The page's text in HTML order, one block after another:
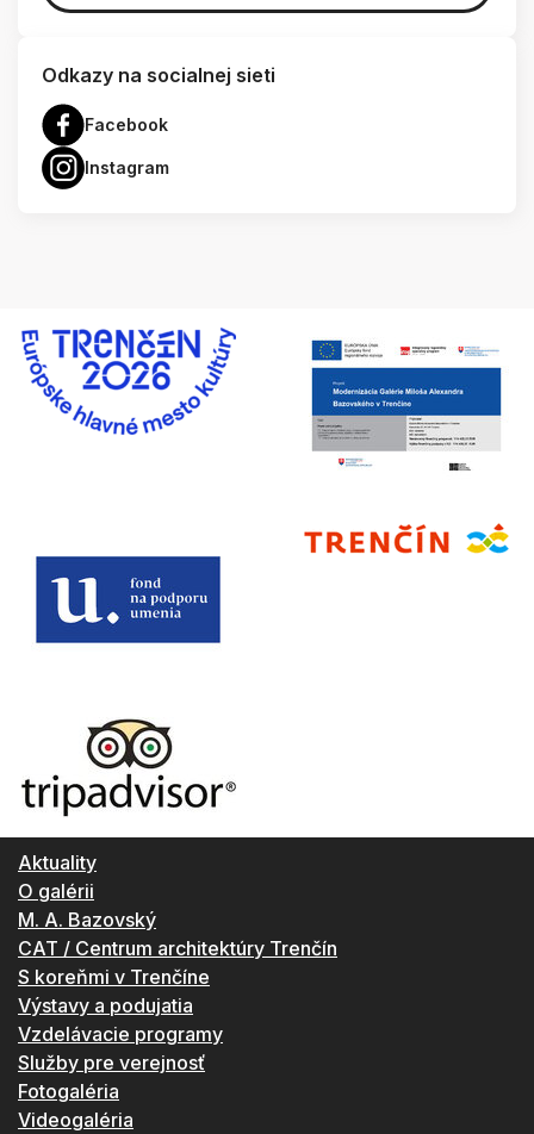
Odkazy na socialnej sieti
Facebook
Instagram
Aktuality
O galérii
M. A. Bazovský
CAT / Centrum architektúry Trenčín
S koreňmi v Trenčíne
Výstavy a podujatia
Vzdelávacie programy
Služby pre verejnosť
Fotogaléria
Videogaléria